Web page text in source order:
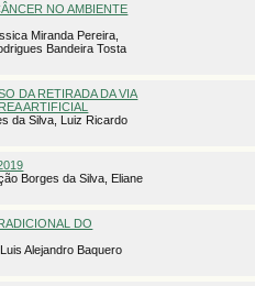
NO AMBIENTE
Miranda Pereira,
Bandeira Tosta
DA RETIRADA DA VIA
ARTIFICIAL
da Silva, Luiz Ricardo
Borges da Silva, Eliane
DO
Alejandro Baquero